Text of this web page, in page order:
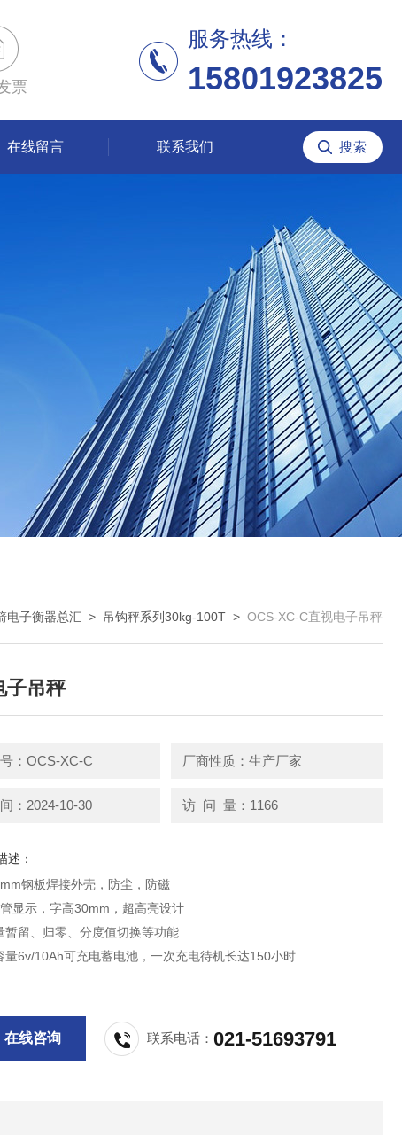
票
服务热线：
15801923825
在线留言 联系我们
电子衡器总汇 > 吊钩秤系列30kg-100T > OCS-XC-C直视电子吊秤
子吊秤
：OCS-XC-C 厂商性质：生产厂家
：2024-10-30 访 问 量：1166
述：
钢板焊接外壳，防尘，防磁
显示，字高30mm，超高亮设计
暂留、归零、分度值切换等功能
量6v/10Ah可充电蓄电池，一次充电待机长达150小时
在线咨询 联系电话：021-51693791